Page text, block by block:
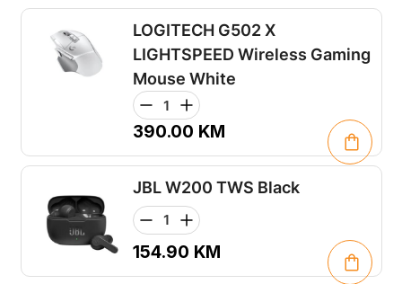
LOGITECH G502 X
LIGHTSPEED Wireless Gaming
Mouse White
390.00 KM
JBL W200 TWS Black
154.90 KM